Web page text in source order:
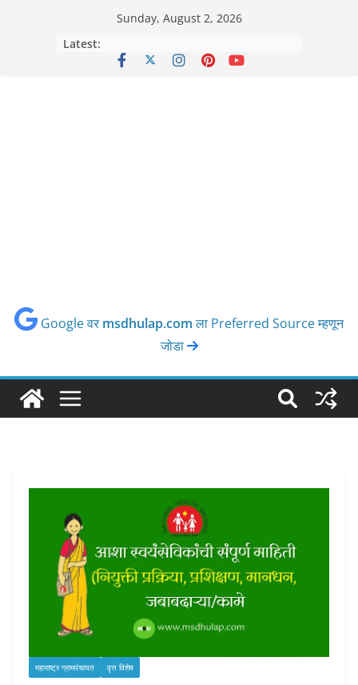
Sunday, August 2, 2026
Latest:
Google वर msdhulap.comला Preferred Source म्हणून
जोडा
महाराष्ट्र ग्रामपंचायत वृत्त विशेष